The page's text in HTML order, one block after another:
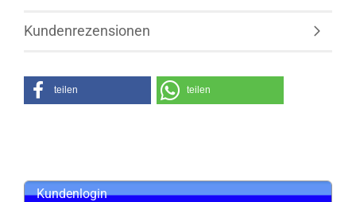
Kundenrezensionen
teilen teilen
Kundenlogin